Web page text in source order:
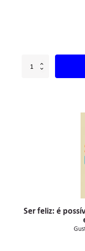
Ser feliz: é